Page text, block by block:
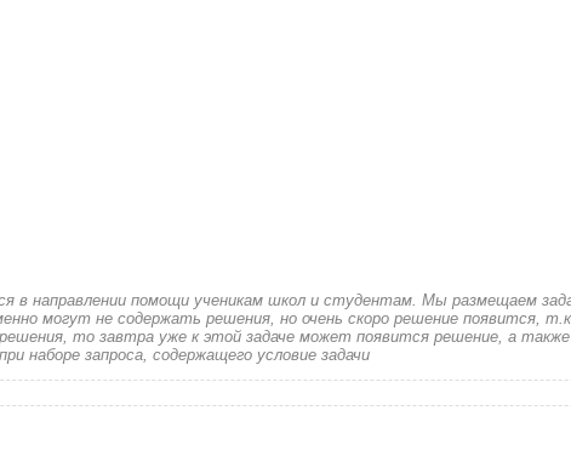
в направлении помощи ученикам школ и студентам. Мы размещаем
могут не содержать решения, но очень скоро решение появится,
то завтра уже к этой задаче может появится решение, а
наборе запроса, содержащего условие задачи